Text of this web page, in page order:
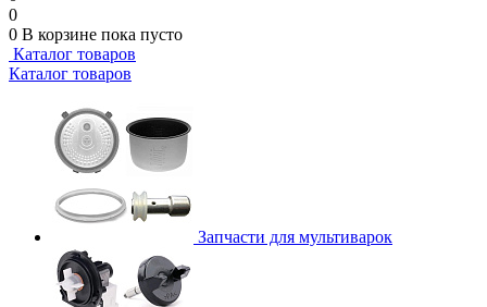
0
0 В корзине пока пусто
Каталог товаров
Каталог товаров
Запчасти для мультиварок